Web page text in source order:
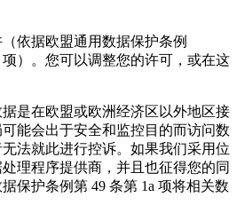
依据欧盟通用数据保护条例
项）。您可以调整您的许可，或在这
是在欧盟或欧洲经济区以外地区接
能会出于安全和监控目的而访问数
法就此进行控诉。如果我们采用位
理程序提供商，并且也征得您的同
保护条例第 49 条第 1a 项将相关数